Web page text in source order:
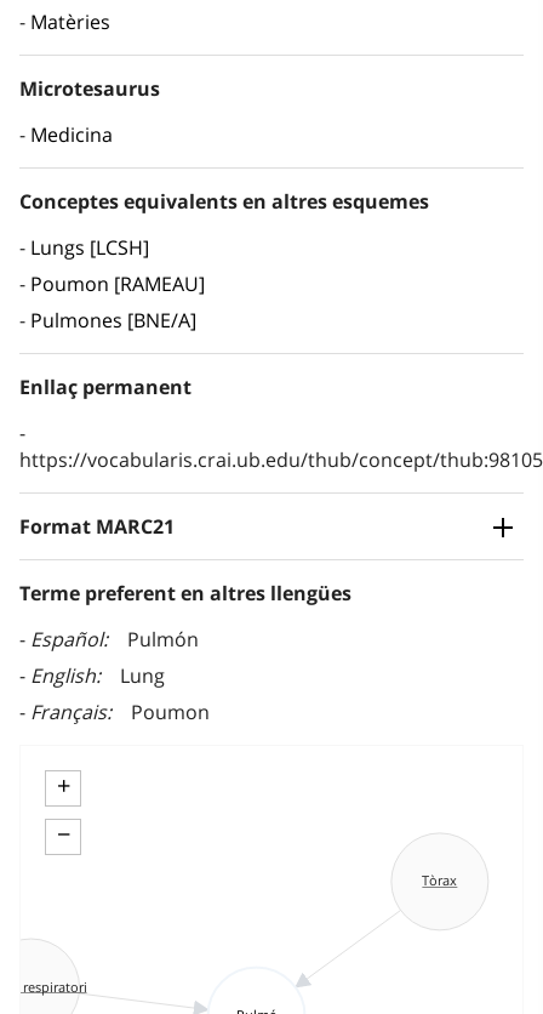
Matèries
Microtesaurus
Medicina
Conceptes equivalents en altres esquemes
Lungs [LCSH]
Poumon [RAMEAU]
Pulmones [BNE/A]
Enllaç permanent
https://vocabularis.crai.ub.edu/thub/concept/
Format MARC21
Terme preferent en altres llengües
Español
Pulmón
English
Lung
Français
Poumon
+
−
respiratori
Tòrax